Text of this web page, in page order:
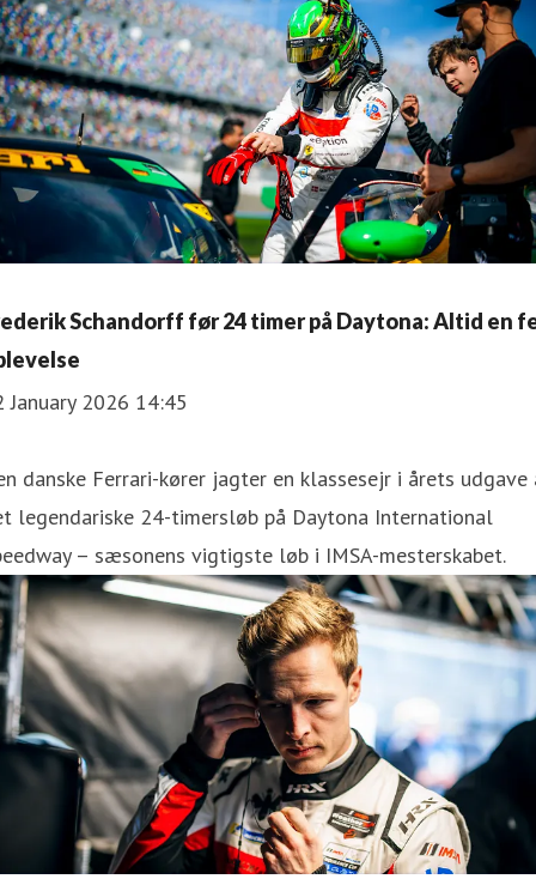
Schandorff før 24 timer på Daytona: Altid en
January 2026 14:45
danske Ferrari-kører jagter en klassesejr i årets udgave
legendariske 24-timersløb på Daytona International
– sæsonens vigtigste løb i IMSA-mesterskabet.